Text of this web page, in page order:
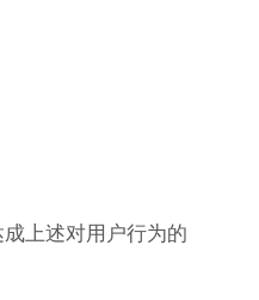
上述对用户行为的